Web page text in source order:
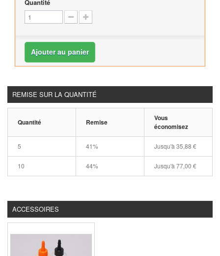
Quantité
Ajouter au panier
REMISE SUR LA QUANTITÉ
Quantité Remise
Vous
économisez
5 41% Jusqu'à 35,88 €
10 44% Jusqu'à 77,00 €
ACCESSOIRES